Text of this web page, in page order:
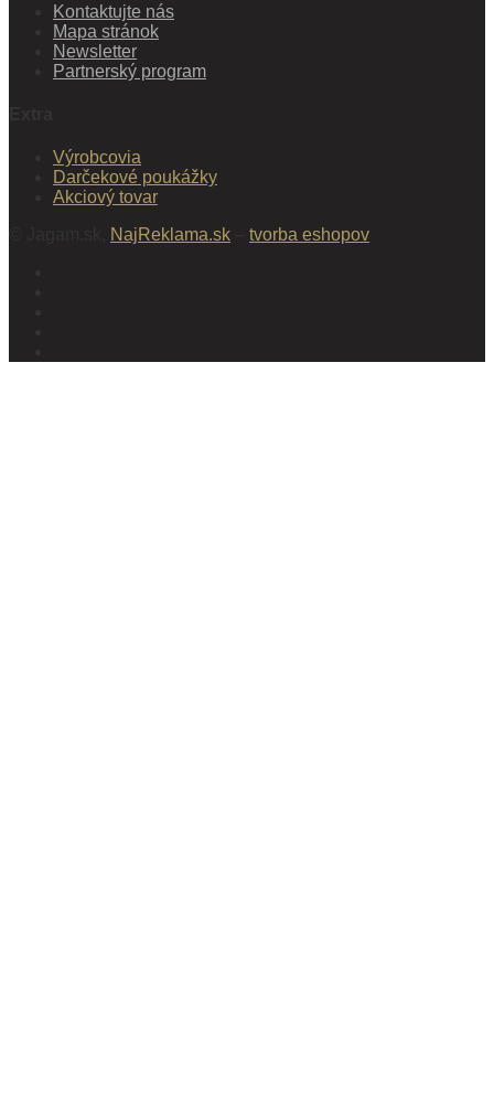
Kontaktujte nás
Mapa stránok
Newsletter
Partnerský program
Výrobcovia
Darčekové poukážky
Akciový tovar
NajReklama.sk tvorba eshopov